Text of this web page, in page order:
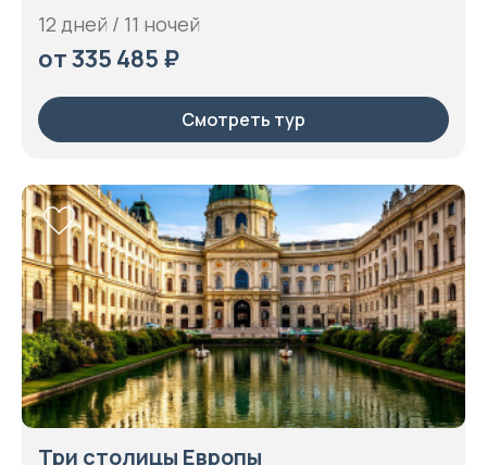
12 дней / 11 ночей
от 335 485 ₽
Смотреть тур
Три столицы Европы